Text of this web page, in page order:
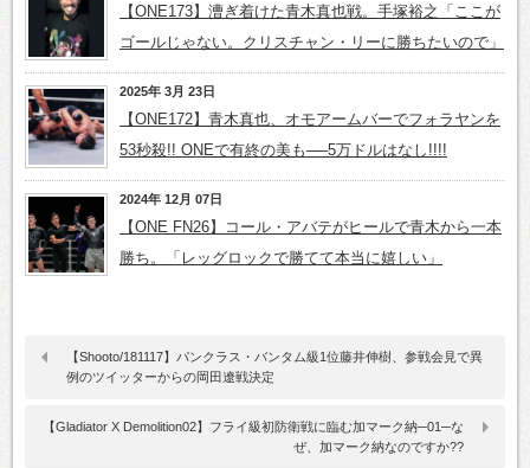
【ONE173】漕ぎ着けた青木真也戦。手塚裕之「ここが
ゴールじゃない。クリスチャン・リーに勝ちたいので」
2025年 3月 23日
【ONE172】青木真也、オモアームバーでフォラヤンを
53秒殺!! ONEで有終の美も──5万ドルはなし!!!!
2024年 12月 07日
【ONE FN26】コール・アバテがヒールで青木から一本
勝ち。「レッグロックで勝てて本当に嬉しい」
【Shooto/181117】パンクラス・バンタム級1位藤井伸樹、参戦会見で異
例のツイッターからの岡田遼戦決定
【Gladiator X Demolition02】フライ級初防衛戦に臨む加マーク納─01─な
ぜ、加マーク納なのですか??